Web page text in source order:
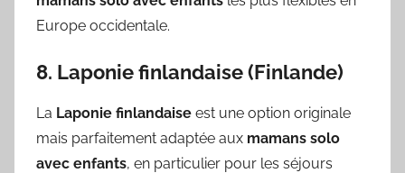
Europe occidentale.
8. Laponie finlandaise (Finlande)
La Laponie finlandaise est une option originale
mais parfaitement adaptée aux mamans solo
avec enfants, en particulier pour les séjours